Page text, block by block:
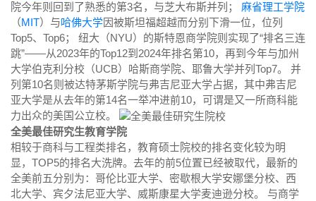
院今年则回到了熟悉的第3名，与芝大布斯并列； 麻省理工学院
（MIT）与哈佛大学因被斯坦福超越而分别下滑一位，位列
Top5、Top6； 纽大（NYU）的斯特恩商学院则实现了“排名三连
跳”——从2023年的Top12到2024年排名第10，再到今年与加州
大学伯克利分校（UCB）哈斯商学院、耶鲁大学并列Top7。 并
列第10名则被达特茅斯学院与弗吉尼亚大学占据，其中弗吉尼
亚大学是从去年的第14名一举冲进前10，可谓是又一所商科能
力出众的美国公立校。
全美最佳研究生教育学院
相较于商科与工程类排名，教育硕士院校的排名变化较为明
显，TOP5的排名大洗牌。去年的前5位置已经被取代，最新的
全美前五分别为：哥伦比亚大学、密歇根大学安娜堡分校、西
北大学、宾夕法尼亚大学、威斯康星大学麦迪逊分校。 与商学